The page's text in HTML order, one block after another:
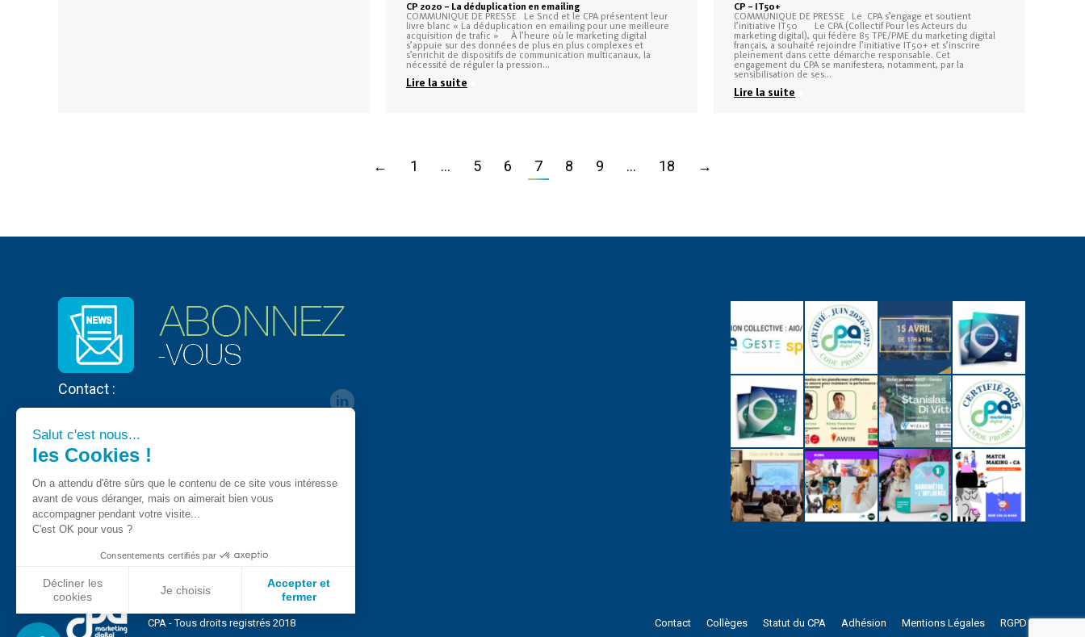
CP 2020 – La déduplication en emailing
COMMUNIQUE DE PRESSE Le Sncd et le CPA présentent leur
livre blanc « La déduplication en emailing pour une meilleure
acquisition de trafic » À l’heure où le marketing digital
s’appuie sur des données de plus en plus complexes et
s’enrichit de dispositifs de communication multicanaux, la
nécessité de réguler la pression…
Lire la suite
CP – IT50+
COMMUNIQUE DE PRESSE Le CPA s’engage et soutient
l’initiative IT50 Le CPA (Collectif Pour les Acteurs du
marketing digital), qui fédère 85 TPE/PME du marketing digital
français, a souhaité rejoindre l’initiative IT50+ et s’inscrire
pleinement dans cette démarche responsable. Cet
engagement du CPA se manifestera, notamment, par la
sensibilisation de ses…
Lire la suite
← 1 … 5 6 7 8 9 … 18 →
Contact :
CPA - Tous droits registrés 2018 Contact Collèges Statut du CPA Adhésion Mentions Légales RGPD
Salut c'est nous...
les Cookies !
On a attendu d'être sûrs que le contenu de ce site vous intéresse
avant de vous déranger, mais on aimerait bien vous
accompagner pendant votre visite...
C'est OK pour vous ?
Consentements certifiés par
Décliner les
cookies
Je choisis
Accepter et
fermer
Axeptio consent
Plateforme de Gestion du Consentement : Personnalisez vos Options